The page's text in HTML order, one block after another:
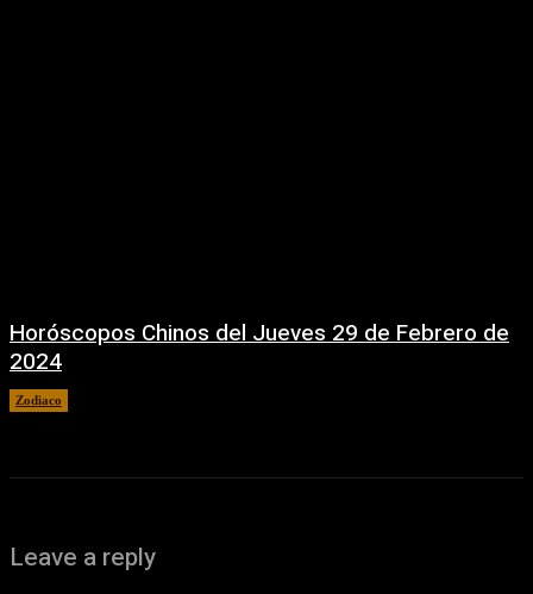
Horóscopos Chinos del Jueves 29 de Febrero de
2024
Zodiaco
Leave a reply